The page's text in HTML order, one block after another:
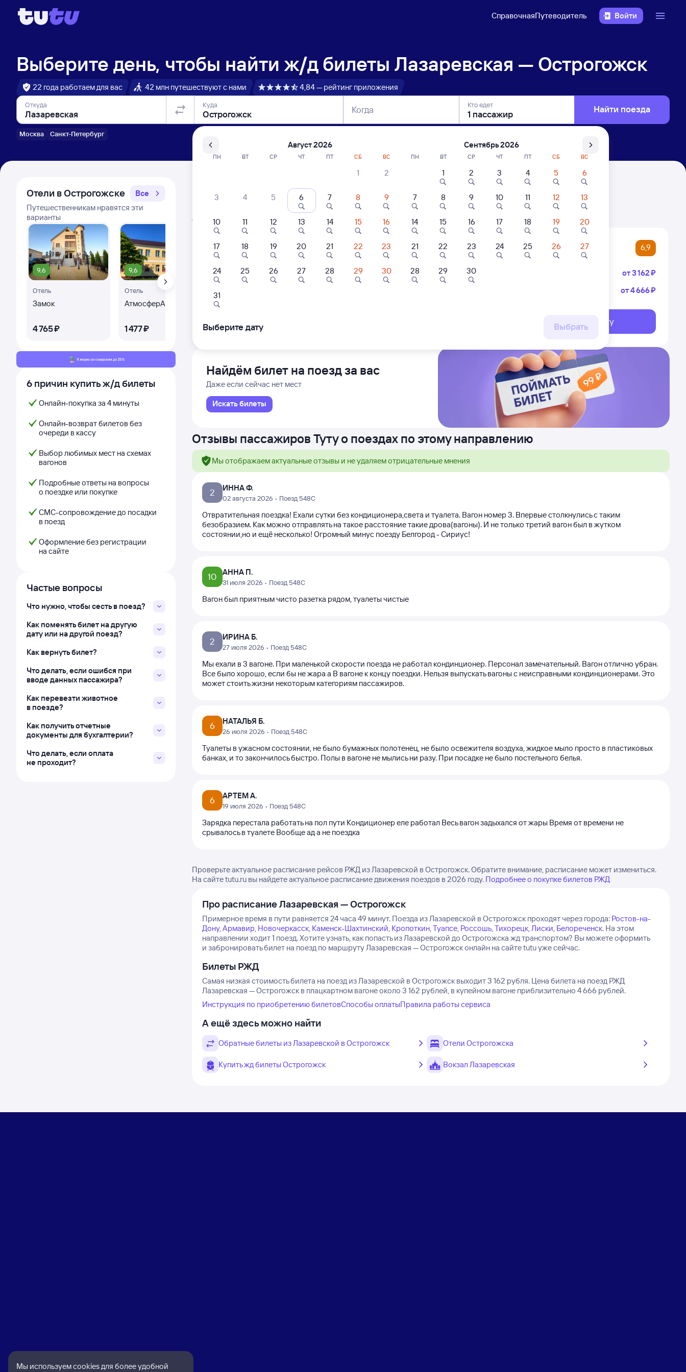
СправочнаяПутеводитель Войти
Выберите день, чтобы найти ж/д билеты Лазаревская — Острогожск
22 года работаем для вас 42 млн путешествуют с нами 4,84 — рейтинг приложения
Откуда
Москва Санкт-Петербург
Куда Когда Кто едет Найти поезда
Отели в Острогожске
Все
Путешественникам нравятся эти
варианты
9,6
Отель
Замок
4 ⁠765 ⁠₽
9,6
Отель
АтмосферА
1 ⁠477 ⁠₽
9,6
Отель Атмосфера
1 ⁠516 ⁠₽ 2 ⁠380 ⁠₽
6 причин купить ж/д билеты
Онлайн-покупка за 4 минуты
Онлайн-возврат билетов без
очереди в кассу
Выбор любимых мест на схемах
вагонов
Подробные ответы на вопросы
о поездке или покупке
СМС-сопровождение до посадки
в поезд
Оформление без регистрации
на сайте
Частые вопросы
Что нужно, чтобы сесть в поезд?
Как поменять билет на другую
дату или на другой поезд?
Как вернуть билет?
Что делать, если ошибся при
вводе данных пассажира?
Как перевезти животное
в поезде?
Как получить отчетные
документы для бухгалтерии?
Что делать, если оплата
не проходит?
Расписание поездов Лазаревская — Острогожск
Расписание поездов Острогожск — Лазаревская
Открыта продажа билетов на 3 ноября. Отправление и прибытие по местному времени. Цены за 1 пассажира
548С Проходящий 6,9
Лазаревская
Лазаревское
из Сириуса (Олимпийского Парка)
07:52 08:41
Дни следованияближайшие: 7, 9, 11 августа
от3 ⁠162 ⁠₽
от4 ⁠666 ⁠₽
Выберите дату
Найдём билет на поезд за вас
Даже если сейчас нет мест
Искать билеты
Отзывы пассажиров Туту о поездах по этому направлению
Мы отображаем актуальные отзывы и не удаляем отрицательные мнения
2 ИННА Ф.
02 августа 2026 • Поезд 548С
Отвратительная поездка! Ехали сутки без кондиционера,света и туалета. Вагон номер 3. Впервые столкнулись с таким
безобразием. Как можно отправлять на такое расстояние такие дрова(вагоны). И не только третий вагон был в жутком
состоянии,но и ещё несколько! Огромный минус поезду Белгород - Сириус!
10 АННА П.
31 июля 2026 • Поезд 548С
Вагон был приятным чисто разетка рядом, туалеты чистые
2 ИРИНА Б.
27 июля 2026 • Поезд 548С
Мы ехали в 3 вагоне. При маленькой скорости поезда не работал кондинционер. Персонал замечательный. Вагон отлично убран.
Все было хорошо, если бы не жара а В вагоне к концу поездки. Нельзя выпускать вагоны с неисправными кондинционерами. Это
может стоить жизни некоторым категориям пассажиров.
6 НАТАЛЬЯ Б.
26 июля 2026 • Поезд 548С
Туалеты в ужасном состоянии, не было бумажных полотенец, не было освежителя воздуха, жидкое мыло просто в пластиковых
банках, и то закончилось быстро. Полы в вагоне не мылись ни разу. При посадке не было постельного белья.
6 АРТЕМ А.
19 июля 2026 • Поезд 548С
Зарядка перестала работать на пол пути Кондиционер еле работал Весь вагон задыхался от жары Время от времени не
срывалось в туалете Вообще ад а не поездка
Проверьте актуальное расписание рейсов РЖД из Лазаревской в Острогожск. Обратите внимание, расписание может измениться.
На сайте tutu.ru вы найдете актуальное расписание движения поездов в 2026 году. Подробнее о покупке билетов РЖД
Про расписание Лазаревская — Острогожск
Примерное время в пути равняется 24 часа 49 минут. Поезда из Лазаревской в Острогожск проходят через города: Ростов-на-
Дону,Армавир, Новочеркасск, Каменск-Шахтинский, Кропоткин,Туапсе, Россошь,Тихорецк,Лиски, Белореченск. На этом
направлении ходит 1 поезд.Хотите узнать, как попасть из Лазаревской до Острогожска жд транспортом? Вы можете оформить
и забронировать билет на поезд по маршруту Лазаревская — Острогожск онлайн на сайте tutu уже сейчас.
Билеты РЖД
Самая низкая стоимость билета на поезд из Лазаревской в Острогожск выходит 3 162 рубля. Цена билета на поезд РЖД
Лазаревская — Острогожск в плацкартном вагоне около 3 162 рублей, в купейном вагоне приблизительно 4 666 рублей.
Инструкция по приобретению билетовСпособы оплатыПравила работы сервиса
А ещё здесь можно найти
Обратные билеты из Лазаревской в Острогожск Отели Острогожска
Купить жд билеты Острогожск Вокзал Лазаревская
Мы используем cookies для более удобной
Август 2026
ПН ВТ СР ЧТ ПТ СБ ВС
1 2
3 4 5 6 7 8 9
10 11 12 13 14 15 16
17 18 19 20 21 22 23
24 25 26 27 28 29 30
31
Сентябрь 2026
ПН ВТ СР ЧТ ПТ СБ ВС
1 2 3 4 5 6
7 8 9 10 11 12 13
14 15 16 17 18 19 20
21 22 23 24 25 26 27
28 29 30
Выберите дату Выбрать